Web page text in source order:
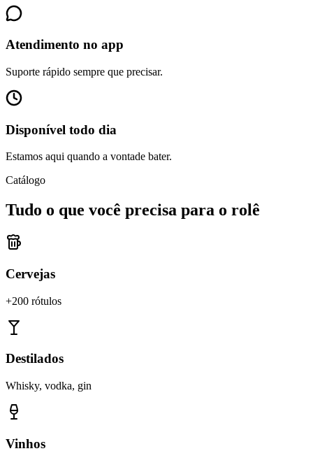
Atendimento no app
Suporte rápido sempre que precisar.
Disponível todo dia
Estamos aqui quando a vontade bater.
Catálogo
Tudo o que você precisa para o rolê
Cervejas
+200 rótulos
Destilados
Whisky, vodka, gin
Vinhos